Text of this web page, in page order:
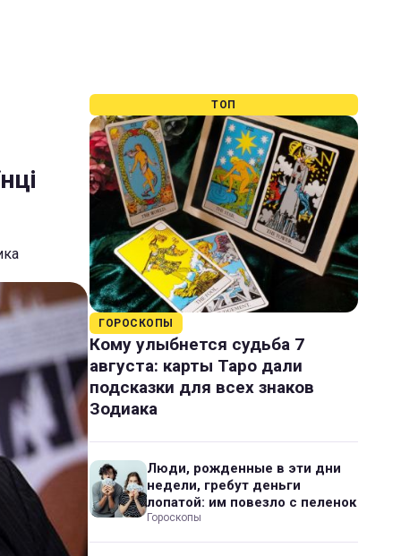
ТОП
ГОРОСКОПЫ
Кому улыбнется судьба 7
августа: карты Таро дали
подсказки для всех знаков
Зодиака
Люди, рожденные в эти дни
недели, гребут деньги
лопатой: им повезло с пеленок
Гороскопы